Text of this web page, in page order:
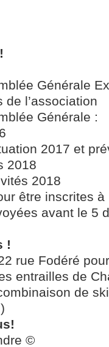
Générale
l’association
Générale :
2017 et
2018
2018
être inscrites à
avant le 5
!
rue Fodéré
entrailles de
de
©